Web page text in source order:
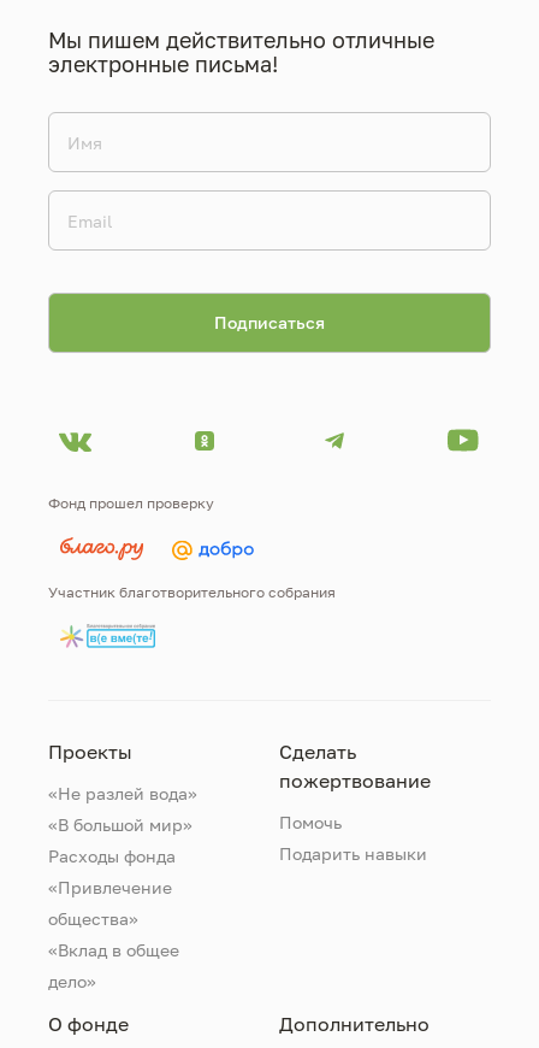
Мы пишем действительно отличные
электронные письма!
Фонд прошел проверку
Участник благотворительного собрания
Проекты
«Не разлей вода»
«В большой мир»
Расходы фонда
«Привлечение
общества»
«Вклад в общее
дело»
Сделать
пожертвование
Помочь
Подарить навыки
О фонде Дополнительно